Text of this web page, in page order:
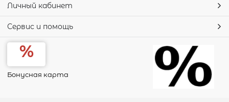
Личный кабинет
Сервис и помощь
Бонусная карта